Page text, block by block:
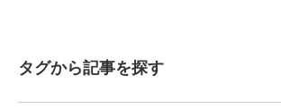
タグから記事を探す